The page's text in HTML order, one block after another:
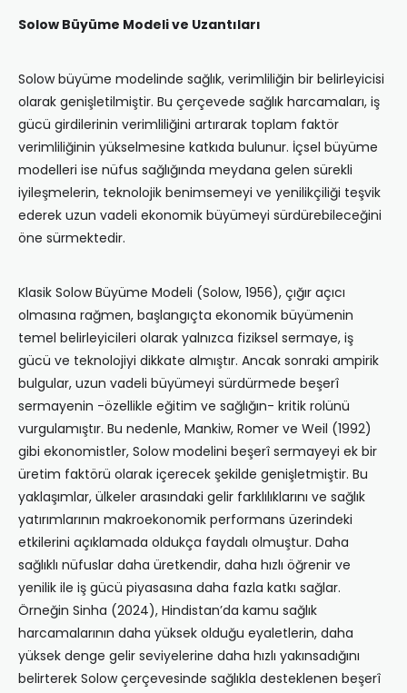
Solow Büyüme Modeli ve Uzantıları
Solow büyüme modelinde sağlık, verimliliğin bir belirleyicisi
olarak genişletilmiştir. Bu çerçevede sağlık harcamaları, iş
gücü girdilerinin verimliliğini artırarak toplam faktör
verimliliğinin yükselmesine katkıda bulunur. İçsel büyüme
modelleri ise nüfus sağlığında meydana gelen sürekli
iyileşmelerin, teknolojik benimsemeyi ve yenilikçiliği teşvik
ederek uzun vadeli ekonomik büyümeyi sürdürebileceğini
öne sürmektedir.
Klasik Solow Büyüme Modeli (Solow, 1956), çığır açıcı
olmasına rağmen, başlangıçta ekonomik büyümenin
temel belirleyicileri olarak yalnızca fiziksel sermaye, iş
gücü ve teknolojiyi dikkate almıştır. Ancak sonraki ampirik
bulgular, uzun vadeli büyümeyi sürdürmede beşerî
sermayenin -özellikle eğitim ve sağlığın- kritik rolünü
vurgulamıştır. Bu nedenle, Mankiw, Romer ve Weil (1992)
gibi ekonomistler, Solow modelini beşerî sermayeyi ek bir
üretim faktörü olarak içerecek şekilde genişletmiştir. Bu
yaklaşımlar, ülkeler arasındaki gelir farklılıklarını ve sağlık
yatırımlarının makroekonomik performans üzerindeki
etkilerini açıklamada oldukça faydalı olmuştur. Daha
sağlıklı nüfuslar daha üretkendir, daha hızlı öğrenir ve
yenilik ile iş gücü piyasasına daha fazla katkı sağlar.
Örneğin Sinha (2024), Hindistan’da kamu sağlık
harcamalarının daha yüksek olduğu eyaletlerin, daha
yüksek denge gelir seviyelerine daha hızlı yakınsadığını
belirterek Solow çerçevesinde sağlıkla desteklenen beşerî